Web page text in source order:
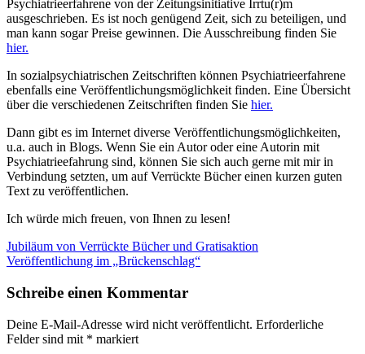
Psychiatrieerfahrene von der Zeitungsinitiative Irrtu(r)m
ausgeschrieben. Es ist noch genügend Zeit, sich zu beteiligen, und
man kann sogar Preise gewinnen. Die Ausschreibung finden Sie
hier.
In sozialpsychiatrischen Zeitschriften können Psychiatrieerfahrene
ebenfalls eine Veröffentlichungsmöglichkeit finden. Eine Übersicht
über die verschiedenen Zeitschriften finden Sie hier.
Dann gibt es im Internet diverse Veröffentlichungsmöglichkeiten,
u.a. auch in Blogs. Wenn Sie ein Autor oder eine Autorin mit
Psychiatrieefahrung sind, können Sie sich auch gerne mit mir in
Verbindung setzten, um auf Verrückte Bücher einen kurzen guten
Text zu veröffentlichen.
Ich würde mich freuen, von Ihnen zu lesen!
Beitragsnavigation
Vorheriger
Beitrag:
Jubiläum von Verrückte Bücher und Gratisaktion
Nächster
Veröffentlichung im „Brückenschlag“
Schreibe einen Kommentar
Deine E-Mail-Adresse wird nicht veröffentlicht. Erforderliche
Felder sind mit * markiert